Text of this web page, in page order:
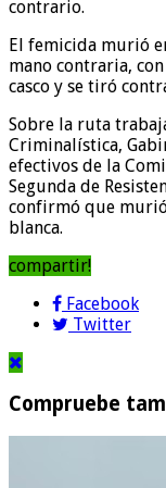
contrario.
El femicida murió
mano contraria,
casco y se tiró
Sobre la ruta
Criminalística,
efectivos de la
Segunda de
confirmó que
blanca.
compartir!
Facebook
Twitter
Compruebe